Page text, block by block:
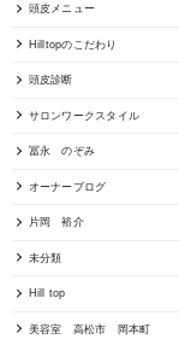
頭皮メニュー
Hilltopのこだわり
頭皮診断
サロンワークスタイル
冨永 のぞみ
オーナーブログ
片岡 裕介
未分類
Hill top
美容室 高松市 岡本町